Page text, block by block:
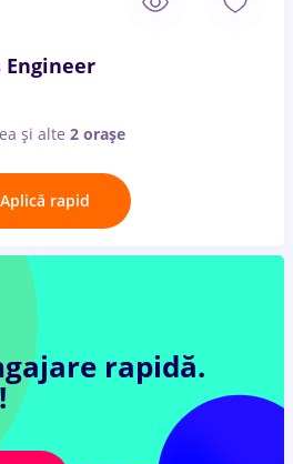
și alte 2 orașe
Aplică rapid
rapidă.